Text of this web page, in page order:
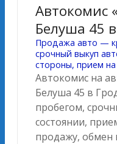
Автокомис
Белуша 45
Продажа авто —
срочный выкуп
стороны, прием
Автокомис на
Белуша 45 в
пробегом,
состоянии,
продажу,